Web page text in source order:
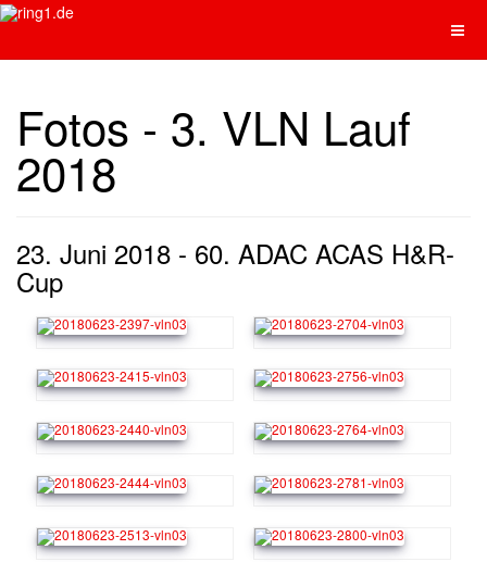
Fotos - 3. VLN Lauf
2018
23. Juni 2018 - 60. ADAC ACAS H&R-
Cup